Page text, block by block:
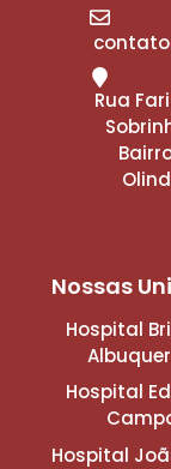
Rua
Nossas
Hospital
Hospital
Hospital